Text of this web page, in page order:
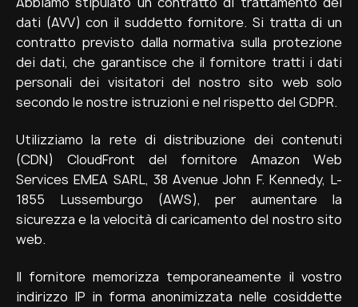
dati (AVV) con il suddetto fornitore. Si tratta di un
contratto previsto dalla normativa sulla protezione
dei dati, che garantisce che il fornitore tratti i dati
personali dei visitatori del nostro sito web solo
secondo le nostre istruzioni e nel rispetto del GDPR.
Utilizziamo la rete di distribuzione dei contenuti
(CDN) CloudFront del fornitore Amazon Web
Services EMEA SARL, 38 Avenue John F. Kennedy, L-
1855 Lussemburgo (AWS), per aumentare la
sicurezza e la velocità di caricamento del nostro sito
web.
Il fornitore memorizza temporaneamente il vostro
indirizzo IP in forma anonimizzata nelle cosiddette